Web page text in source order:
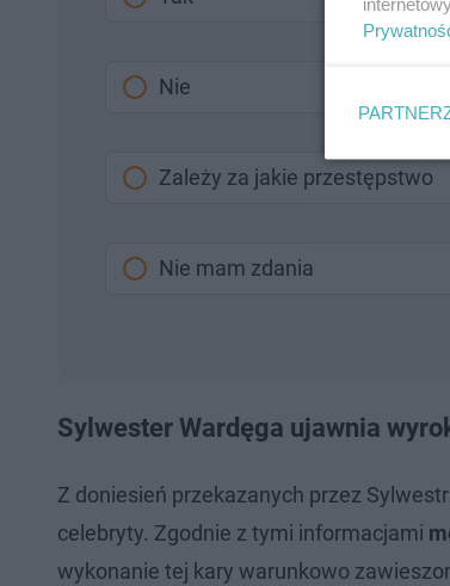
Nie
Zależy za jakie przestępstwo
Nie mam zdania
Sylwester Wardęga ujawnia
Z doniesień przekazanych przez
celebryty. Zgodnie z tymi informacjami
wykonanie tej kary warunkowo